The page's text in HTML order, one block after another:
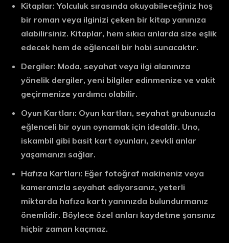
Kitaplar: Yolculuk sırasında okuyabileceğiniz hoş
bir roman veya ilginizi çeken bir kitap yanınıza
alabilirsiniz. Kitaplar, hem sıkıcı anlarda size eşlik
edecek hem de eğlenceli bir hobi sunacaktır.
Dergiler: Moda, seyahat veya ilgi alanınıza
yönelik dergiler, yeni bilgiler edinmenize ve vakit
geçirmenize yardımcı olabilir.
Oyun Kartları: Oyun kartları, seyahat grubunuzla
eğlenceli bir oyun oynamak için idealdir. Uno,
iskambil gibi basit kart oyunları, zevkli anlar
yaşamanızı sağlar.
Hafıza Kartları: Eğer fotoğraf makineniz veya
kameranızla seyahat ediyorsanız, yeterli
miktarda hafıza kartı yanınızda bulundurmanız
önemlidir. Böylece özel anları kaydetme şansınız
hiçbir zaman kaçmaz.